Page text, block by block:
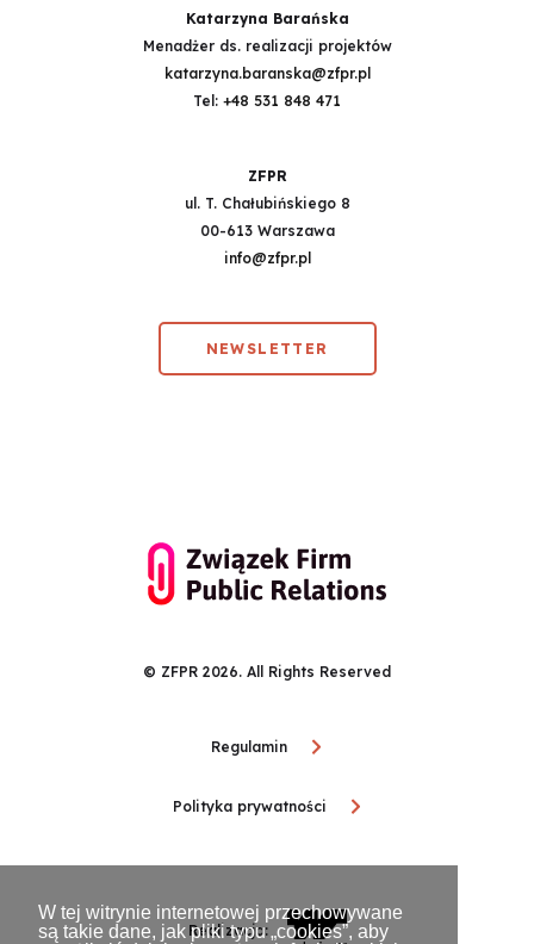
W tej witrynie internetowej przechowywane
są takie dane, jak pliki typu „cookies”, aby
Katarzyna Barańska
Menadżer ds. realizacji projektów
katarzyna.baranska@zfpr.pl
Tel: +48 531 848 471
ZFPR
ul. T. Chałubińskiego 8
00-613 Warszawa
info@zfpr.pl
NEWSLETTER
© ZFPR 2026. All Rights Reserved
Regulamin
Polityka prywatności
Realizacja: